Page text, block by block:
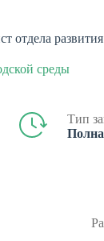
отдела
среды
Тип